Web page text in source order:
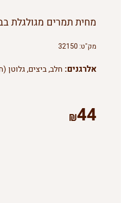
מחית תמרים מגולגלת
מק"ט: 32150
אלרגנים: חלב, ביצים, גלוטן
44